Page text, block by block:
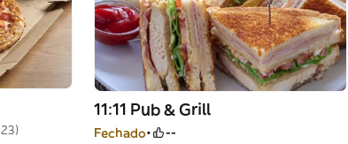
11:11 Pub & Grill
Fechado --